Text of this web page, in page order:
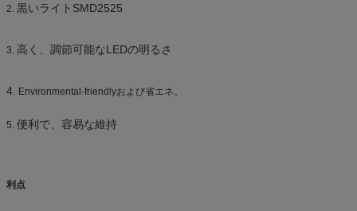
2. 黒いライトSMD2525
3. 高く、調節可能なLEDの明るさ
4. Environmental-friendlyおよび省エネ。
5. 便利で、容易な維持
利点